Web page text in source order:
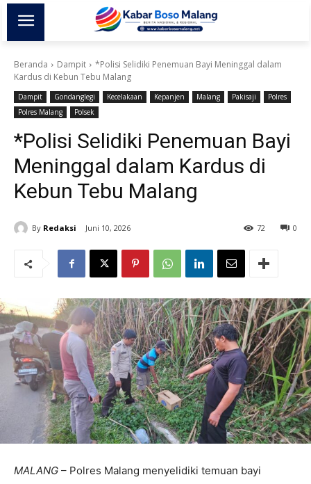
Beranda Dampit
*Polisi Selidiki Penemuan Bayi Meninggal dalam
Kardus di Kebun Tebu Malang
Dampit Gondanglegi Kecelakaan Kepanjen Malang Pakisaji
Polres
Polres Malang
Polsek
*Polisi Selidiki Penemuan Bayi
Meninggal dalam Kardus di
Kebun Tebu Malang
By Redaksi Juni 10, 2026 0
72
MALANG – Polres Malang menyelidiki temuan bayi